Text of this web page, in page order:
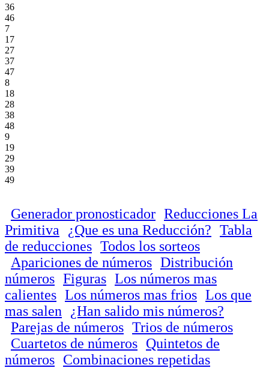
36
46
7
17
27
37
47
8
18
28
38
48
9
19
29
39
49
Generador pronosticador Reducciones La
Primitiva
¿Que es una Reducción? Tabla
de reducciones Todos los sorteos
Apariciones de números Distribución
números Figuras Los números mas
calientes Los números mas frios Los que
mas salen
¿Han salido mis números?
Parejas de números Trios de números
Cuartetos de números Quintetos de
números Combinaciones repetidas